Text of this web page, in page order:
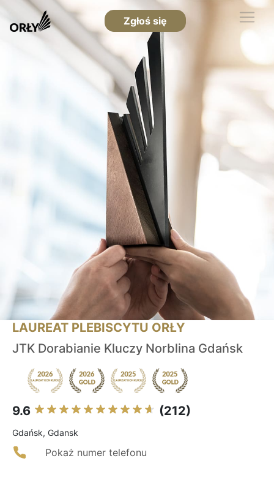
Zgłoś się
LAUREAT PLEBISCYTU ORŁY
JTK Dorabianie Kluczy Norblina Gdańsk
9.6 (212)
Gdańsk, Gdansk
Pokaż numer telefonu